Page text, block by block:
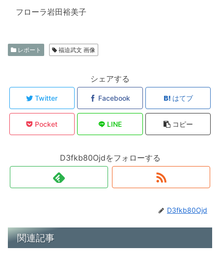
フローラ岩田裕美子
レポート 福迫武文 画像
シェアする
Twitter Facebook はてブ
Pocket LINE コピー
D3fkb80Ojdをフォローする
D3fkb80Ojd
関連記事